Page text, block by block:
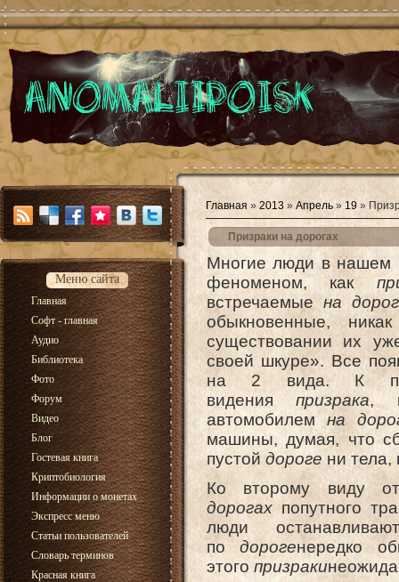
Меню сайта
Главная
Софт - главная
Аудио
Библиотека
Фото
Форум
Видео
Блог
Гостевая книга
Криптобиология
Информации о монетах
Экспресс меню
Статьи пользователей
Словарь терминов
Красная книга
Главная » 2013 » Апрель » 19 »
Призраки на дорогах
Многие люди в нашем
феноменом, как
встречаемые на
обыкновенные,
существовании их
своей шкуре». Все
на 2 вида. К
виденияпризрака,
автомобилемна
машины, думая, что
пустойдорогени тела,
Ко второму виду
дорогах попутного
люди
подорогенередко
этого призраки